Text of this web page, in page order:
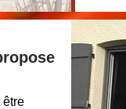
être